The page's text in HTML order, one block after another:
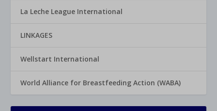
La Leche League International
LINKAGES
Wellstart International
World Alliance for Breastfeeding Action (WABA)